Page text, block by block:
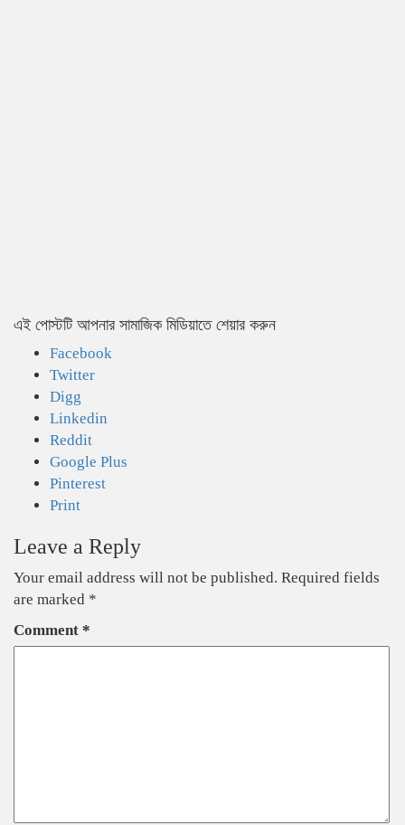
এই পোস্টটি আপনার সামাজিক মিডিয়াতে শেয়ার করুন
Facebook
Twitter
Digg
Linkedin
Reddit
Google Plus
Pinterest
Print
Leave a Reply
Your email address will not be published. Required fields
are marked *
Comment *